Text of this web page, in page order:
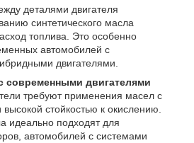
деталями двигателя
синтетического масла
топлива. Это особенно
автомобилей с
двигателями.
современными двигателями
требуют применения масел с
стойкостью к окислению.
идеально подходят для
автомобилей с системами